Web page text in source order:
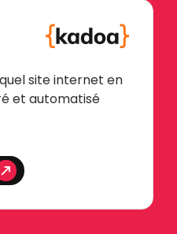
site internet en
et automatisé